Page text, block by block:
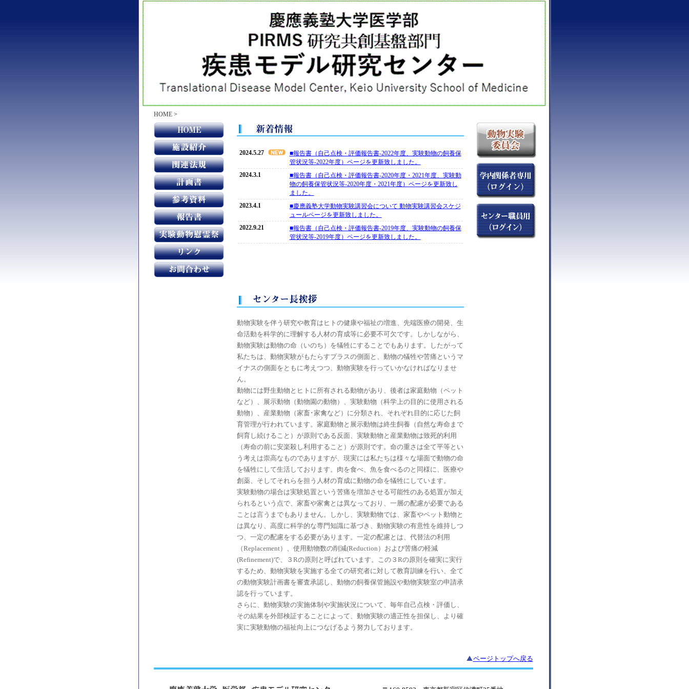
HOME >
2024.5.27
■報告書（自己点検・評価報告書-2022年度、実験動物の飼養保
管状況等-2022年度）ページを更新致しました。
2024.3.1
■報告書（自己点検・評価報告書-2020年度・2021年度、実験動
物の飼養保管状況等-2020年度・2021年度）ページを更新致し
ました。
2023.4.1
■慶應義塾大学動物実験講習会について 動物実験講習会スケジ
ュールページを更新致しました。
2022.9.21
■報告書（自己点検・評価報告書-2019年度、実験動物の飼養保
管状況等-2019年度）ページを更新致しました。
動物実験を伴う研究や教育はヒトの健康や福祉の増進、先端医療の開発、生
命活動を科学的に理解する人材の育成等に必要不可欠です。しかしながら、
動物実験は動物の命（いのち）を犠牲にすることでもあります。したがって
私たちは、動物実験がもたらすプラスの側面と、動物の犠牲や苦痛というマ
イナスの側面をともに考えつつ、動物実験を行っていかなければなりませ
ん。
動物には野生動物とヒトに所有される動物があり、後者は家庭動物（ペット
など）、展示動物（動物園の動物）、実験動物（科学上の目的に使用される
動物）、産業動物（家畜･家禽など）に分類され、それぞれ目的に応じた飼
育管理が行われています。家庭動物と展示動物は終生飼養（自然な寿命まで
飼育し続けること）が原則である反面、実験動物と産業動物は致死的利用
（寿命の前に安楽殺し利用すること）が原則です。命の重さは全て平等とい
う考えは崇高なものでありますが、現実には私たちは様々な場面で動物の命
を犠牲にして生活しております。肉を食べ、魚を食べるのと同様に、医療や
創薬、そしてそれらを担う人材の育成に動物の命を犠牲にしています。
実験動物の場合は実験処置という苦痛を増加させる可能性のある処置が加え
られるという点で、家畜や家禽とは異なっており、一層の配慮が必要である
ことは言うまでもありません。しかし、実験動物では、家畜やペット動物と
は異なり、高度に科学的な専門知識に基づき、動物実験の有意性を維持しつ
つ、一定の配慮をする必要があります。一定の配慮とは、代替法の利用
（Replacement）、使用動物数の削減(Reduction）および苦痛の軽減
(Refinement)で、３Rの原則と呼ばれています。この３Rの原則を確実に実行
するため、動物実験を実施する全ての研究者に対して教育訓練を行い、全て
の動物実験計画書を審査承認し、動物の飼養保管施設や動物実験室の申請承
認を行っています。
さらに、動物実験の実施体制や実施状況について、毎年自己点検・評価し、
その結果を外部検証することによって、動物実験の適正性を担保し、より確
実に実験動物の福祉向上につなげるよう努力しております。
ページトップへ戻る